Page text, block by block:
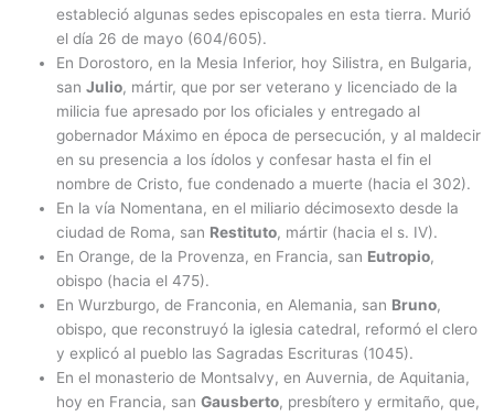
estableció algunas sedes episcopales en esta tierra. Murió
el día 26 de mayo (604/605).
En Dorostoro, en la Mesia Inferior, hoy Silistra, en Bulgaria,
sanJulio, mártir, que por ser veterano y licenciado de la
milicia fue apresado por los oficiales y entregado al
gobernador Máximo en época de persecución, y al maldecir
en su presencia a los ídolos y confesar hasta el fin el
nombre de Cristo, fue condenado a muerte (hacia el 302).
En la vía Nomentana, en el miliario décimosexto desde la
ciudad de Roma, san Restituto, mártir (hacia el s. IV).
En Orange, de la Provenza, en Francia, san Eutropio,
obispo (hacia el 475).
En Wurzburgo, de Franconia, en Alemania, san Bruno,
obispo, que reconstruyó la iglesia catedral, reformó el clero
y explicó al pueblo las Sagradas Escrituras (1045).
En el monasterio de Montsalvy, en Auvernia, de Aquitania,
hoy en Francia, sanGausberto, presbítero y ermitaño, que,